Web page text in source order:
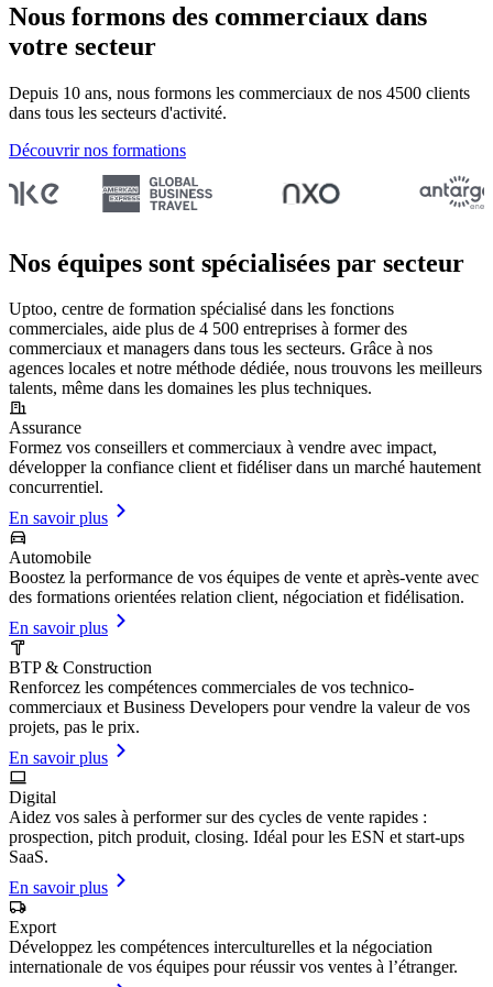
Nous formons des commerciaux dans
votre secteur
Depuis 10 ans, nous formons les commerciaux de nos 4500 clients
dans tous les secteurs d'activité.
Découvrir nos formations
Nos équipes sont spécialisées par secteur
Uptoo, centre de formation spécialisé dans les fonctions
commerciales, aide plus de 4 500 entreprises à former des
commerciaux et managers dans tous les secteurs. Grâce à nos
agences locales et notre méthode dédiée, nous trouvons les meilleurs
talents, même dans les domaines les plus techniques.
Assurance
Formez vos conseillers et commerciaux à vendre avec impact,
développer la confiance client et fidéliser dans un marché hautement
concurrentiel.
En savoir plus
Automobile
Boostez la performance de vos équipes de vente et après-vente avec
des formations orientées relation client, négociation et fidélisation.
En savoir plus
BTP & Construction
Renforcez les compétences commerciales de vos technico-
commerciaux et Business Developers pour vendre la valeur de vos
projets, pas le prix.
En savoir plus
Digital
Aidez vos sales à performer sur des cycles de vente rapides :
prospection, pitch produit, closing. Idéal pour les ESN et start-ups
SaaS.
En savoir plus
Export
Développez les compétences interculturelles et la négociation
internationale de vos équipes pour réussir vos ventes à l’étranger.